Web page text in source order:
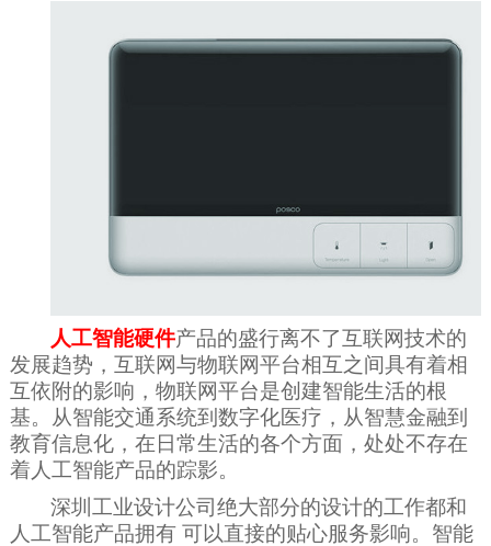
人工智能硬件产品的盛行离不了互联网技术的
发展趋势，互联网与物联网平台相互之间具有着相
互依附的影响，物联网平台是创建智能生活的根
基。从智能交通系统到数字化医疗，从智慧金融到
教育信息化，在日常生活的各个方面，处处不存在
着人工智能产品的踪影。
深圳工业设计公司绝大部分的设计的工作都和
人工智能产品拥有 可以直接的贴心服务影响。智能